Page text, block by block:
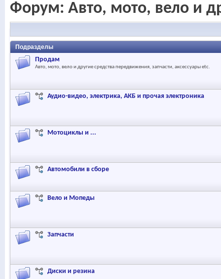
Форум: Авто, мото, вело и
Подразделы
Продам
Авто, мото, вело и другие средства передвижения, запчасти, аксессуары etc.
Аудио-видео, электрика, АКБ и прочая электроника
Мотоциклы и ...
Автомобили в сборе
Вело и Мопеды
Запчасти
Диски и резина